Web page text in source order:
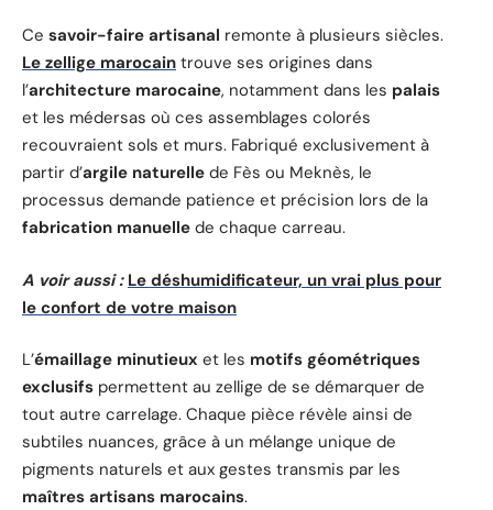
Ce savoir-faire artisanal remonte à plusieurs siècles.
Le zellige marocain trouve ses origines dans
l’architecture marocaine, notamment dans les palais
et les médersas où ces assemblages colorés
recouvraient sols et murs. Fabriqué exclusivement à
partir d’argile naturelle de Fès ou Meknès, le
processus demande patience et précision lors de la
fabrication manuelle de chaque carreau.
A voir aussi : Le déshumidificateur, un vrai plus pour
le confort de votre maison
L’émaillage minutieux et les motifs géométriques
exclusifs permettent au zellige de se démarquer de
tout autre carrelage. Chaque pièce révèle ainsi de
subtiles nuances, grâce à un mélange unique de
pigments naturels et aux gestes transmis par les
maîtres artisans marocains.